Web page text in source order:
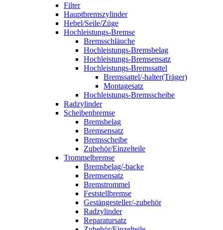
Filter
Hauptbremszylinder
Hebel/Seile/Züge
Hochleistungs-Bremse
Bremsschläuche
Hochleistungs-Bremsbelag
Hochleistungs-Bremsensatz
Hochleistungs-Bremssattel
Bremssattel/-halter(Träger)
Montagesatz
Hochleistungs-Bremsscheibe
Radzylinder
Scheibenbremse
Bremsbelag
Bremsensatz
Bremsscheibe
Zubehör/Einzelteile
Trommelbremse
Bremsbelag/-backe
Bremsensatz
Bremstrommel
Feststellbremse
Gestängesteller/-zubehör
Radzylinder
Reparatursatz